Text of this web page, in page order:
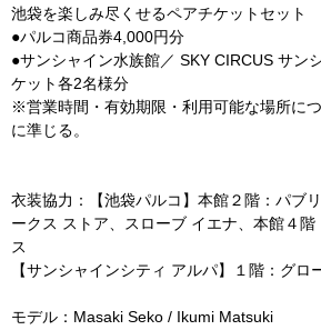
池袋を楽しみ尽くせるペアチケットセット
●パルコ商品券4,000円分
●サンシャイン水族館／ SKY CIRCUS サン
ケット各2名様分
※営業時間・有効期限・利用可能な場所に
に準じる。
衣装協力：【池袋パルコ】本館２階：パブ
ークス ストア、スローブ イエナ、本館４階
ス
【サンシャインシティ アルパ】１階：グロ
モデル：Masaki Seko / Ikumi Matsuki